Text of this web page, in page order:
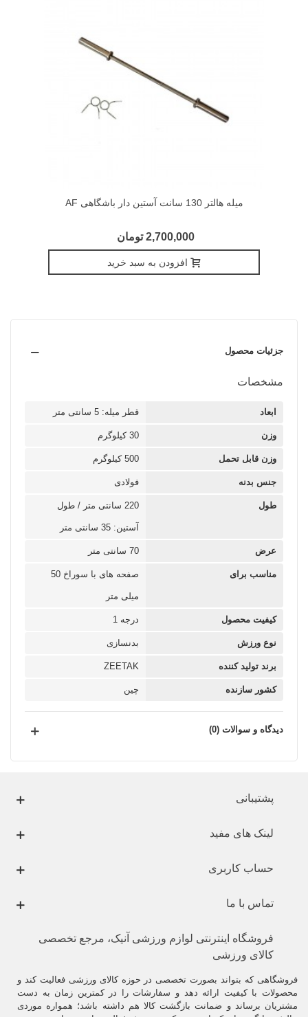
میله هالتر 130 سانت آستین دار باشگاهی AF
2,700,000 تومان
افزودن به سبد خرید
جزئیات محصول
مشخصات
ابعاد قطر میله: 5 سانتی متر
وزن 30 کیلوگرم
وزن قابل تحمل 500 کیلوگرم
جنس بدنه فولادی
طول 220 سانتی متر / طول
آستین: 35 سانتی متر
عرض 70 سانتی متر
مناسب برای صفحه های با سوراخ 50
میلی متر
کیفیت محصول درجه 1
نوع ورزش بدنسازی
برند تولید کننده ZEETAK
کشور سازنده چین
دیدگاه و سوالات (0)
پشتیبانی
لینک های مفید
حساب کاربری
تماس با ما
فروشگاه اینترنتی لوازم ورزشی آنیک، مرجع تخصصی
کالای ورزشی
فروشگاهی که بتواند بصورت تخصصی در حوزه کالای ورزشی فعالیت کند و
محصولات با کیفیت ارائه دهد و سفارشات را در کمترین زمان به دست
مشتریان برساند و ضمانت بازگشت کالا هم داشته باشد؛ همواره موردی